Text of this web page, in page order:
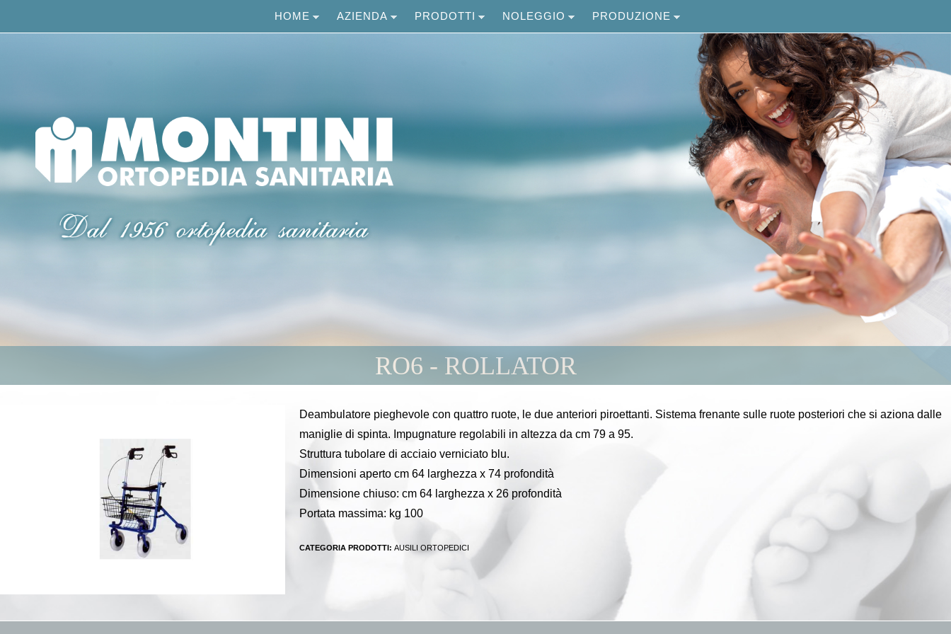
HOME AZIENDA PRODOTTI NOLEGGIO PRODUZIONE
RO6 - ROLLATOR
Deambulatore pieghevole con quattro ruote, le due anteriori piroettanti. Sistema frenante sulle ruote posteriori che si aziona dalle
maniglie di spinta. Impugnature regolabili in altezza da cm 79 a 95.
Struttura tubolare di acciaio verniciato blu.
Dimensioni aperto cm 64 larghezza x 74 profondità
Dimensione chiuso: cm 64 larghezza x 26 profondità
Portata massima: kg 100
CATEGORIA PRODOTTI:AUSILI ORTOPEDICI